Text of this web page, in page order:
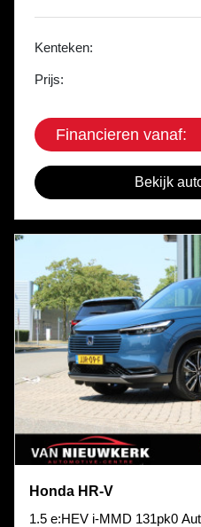
Kenteken:
Prijs:
Financieren vanaf:
Bekijk
Honda HR-V
1.5 e:HEV i-MMD 131pk0